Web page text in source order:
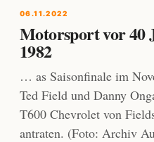
06.11.2022
Motorsport vor 40
1982
… as Saisonfinale im
Ted Field und Danny
T600 Chevrolet von
antraten. (Foto: Archiv